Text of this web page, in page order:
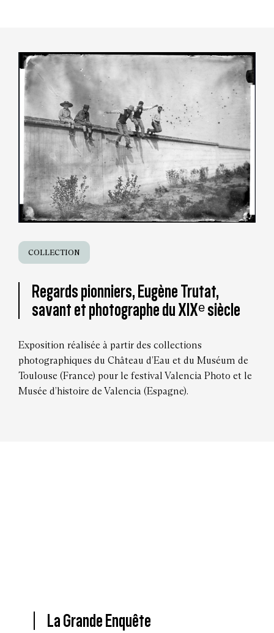
COLLECTION
Regards pionniers, Eugène Trutat,
savant et photographe du XIXᵉ siècle
Exposition réalisée à partir des collections
photographiques du Château d’Eau et du Muséum de
Toulouse (France) pour le festival Valencia Photo et le
Musée d’histoire de Valencia (Espagne).
La Grande Enquête